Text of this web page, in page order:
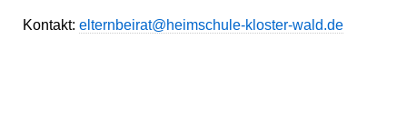
Kontakt: elternbeirat@heimschule-kloster-wald.de